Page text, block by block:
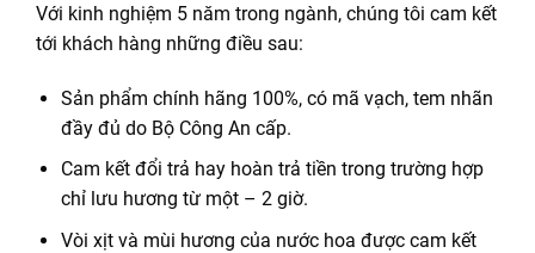
Với kinh nghiệm 5 năm trong ngành, chúng tôi cam kết
tới khách hàng những điều sau:
Sản phẩm chính hãng 100%, có mã vạch, tem nhãn
đầy đủ do Bộ Công An cấp.
Cam kết đổi trả hay hoàn trả tiền trong trường hợp
chỉ lưu hương từ một – 2 giờ.
Vòi xịt và mùi hương của nước hoa được cam kết